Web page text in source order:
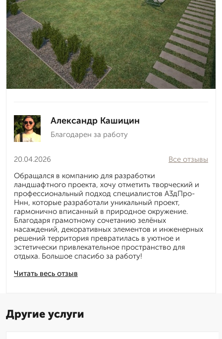
Александр Кашицин
Благодарен за работу
20.04.2026
Читать весь отзыв
Все отзывы
Обращался в компанию для разработки
ландшафтного проекта, хочу отметить творческий и
профессиональный подход специалистов А3дПро-
Ннн, которые разработали уникальный проект,
гармонично вписанный в природное окружение.
Благодаря грамотному сочетанию зелёных
насаждений, декоративных элементов и инженерных
решений территория превратилась в уютное и
эстетически привлекательное пространство для
отдыха. Большое спасибо за работу!
Другие услуги